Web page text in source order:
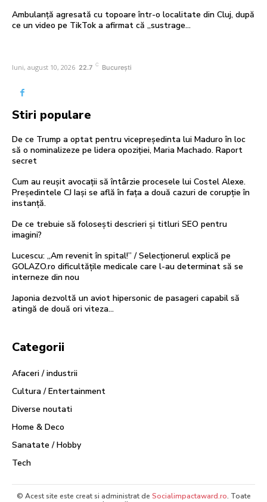
Ambulanță agresată cu topoare într-o localitate din Cluj, după
ce un video pe TikTok a afirmat că „sustrage…
luni, august 10, 2026 22.7 C București
Stiri populare
De ce Trump a optat pentru vicepreședinta lui Maduro în loc
să o nominalizeze pe lidera opoziției, Maria Machado. Raport
secret
Cum au reușit avocații să întârzie procesele lui Costel Alexe.
Președintele CJ Iași se află în fața a două cazuri de corupție în
instanță.
De ce trebuie să folosești descrieri și titluri SEO pentru
imagini?
Lucescu: „Am revenit în spital!” / Selecționerul explică pe
GOLAZO.ro dificultățile medicale care l-au determinat să se
interneze din nou
Japonia dezvoltă un aviot hipersonic de pasageri capabil să
atingă de două ori viteza…
Categorii
Afaceri / industrii
Cultura / Entertainment
Diverse noutati
Home & Deco
Sanatate / Hobby
Tech
© Acest site este creat si administrat de Socialimpactaward.ro. Toate